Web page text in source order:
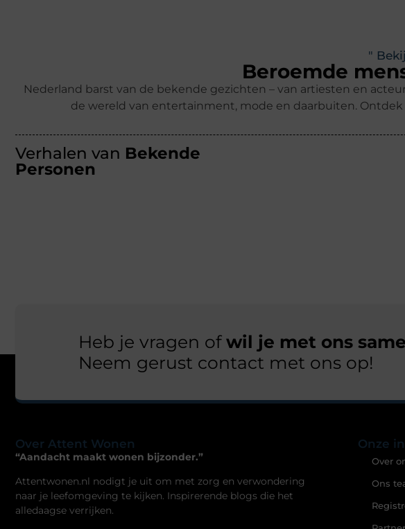
"
Beroemde
Nederland barst van de bekende gezichten – van artiesten en
de wereld van entertainment, mode en daarbuiten.
Verhalen van Bekende
Personen
Heb je vragen ofwil je met ons
Neem gerust contact met ons op!
Over Attent Wonen
“Aandacht maakt wonen bijzonder.”
Attentwonen.nl nodigt je uit om met zorg en verwondering
naar je leefomgeving te kijken. Inspirerende blogs die het
alledaagse verrijken.
Onze
Over
Ons